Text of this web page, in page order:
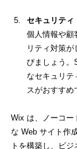
セキュリティ
個人情報や顧
リティ対策
びましょう。
なセキュリテ
スがおすすめ
Wix は、ノーコー
な Web サイト作
トを構築し、ビ